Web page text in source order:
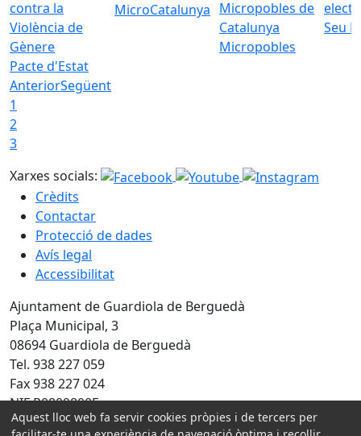
Pacte d'Estat
MicroCatalunya
Micropobles
Seu
AnteriorSegüent
1
2
3
Xarxes socials:
Crèdits
Contactar
Protecció de dades
Avís legal
Accessibilitat
Ajuntament de Guardiola de Berguedà
Plaça Municipal, 3
08694 Guardiola de Berguedà
Tel. 938 227 059
Fax 938 227 024
NIF P0809800F
Aquest lloc web fa servir cookies pròpies i de tercers per